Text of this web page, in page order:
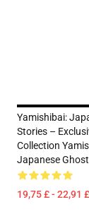
Yamishibai:
Stories –
Collection
Japanese
19,75 £ - 22,91 £